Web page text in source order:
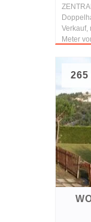
Verkauf,
Meter
265